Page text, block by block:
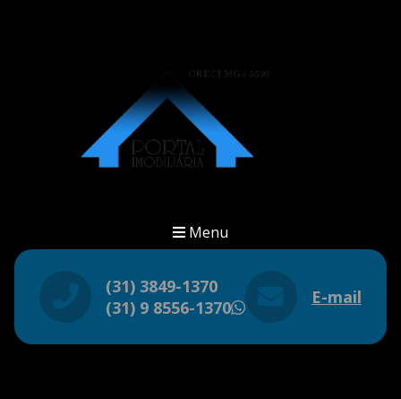
Menu
(31) 3849-1370
(31) 9 8556-1370
WhatsApp
E-mail